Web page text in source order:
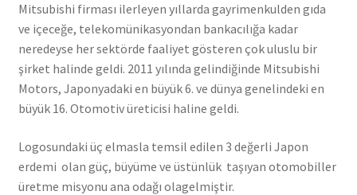
Mitsubishi firması ilerleyen yıllarda gayrimenkulden gıda
ve içeceğe, telekomünikasyondan bankacılığa kadar
neredeyse her sektörde faaliyet gösteren çok uluslu bir
şirket halinde geldi. 2011 yılında gelindiğinde Mitsubishi
Motors, Japonyadaki en büyük 6. ve dünya genelindeki en
büyük 16. Otomotiv üreticisi haline geldi.
Logosundaki üç elmasla temsil edilen 3 değerli Japon
erdemi olan güç, büyüme ve üstünlük taşıyan otomobiller
üretme misyonu ana odağı olagelmiştir.